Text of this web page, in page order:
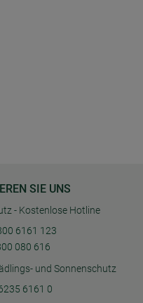
SIE UNS
- Kostenlose Hotline
6161 123
080 616
und Sonnenschutz
6161 0